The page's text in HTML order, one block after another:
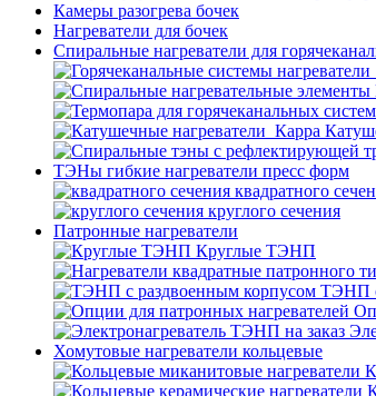
Камеры разогрева бочек
Нагреватели для бочек
Спиральные нагреватели для
ТЭНы гибкие нагреватели пресс форм
квадратного
круглого сечения
Патронные нагреватели
Круглые ТЭНП
ТЭНП
Хомутовые нагреватели кольцевые